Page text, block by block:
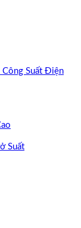
Công Suất Điện
Suất